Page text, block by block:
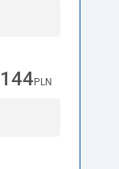
144 PLN